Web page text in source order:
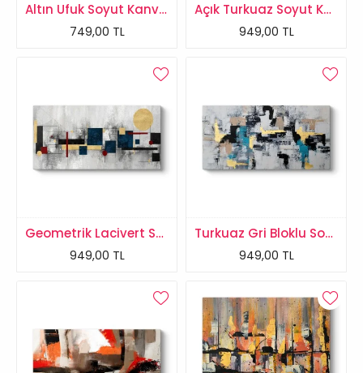
Altın Ufuk Soyut Kanvas Tablo
749,00 TL
Açık Turkuaz Soyut Kanvas Tablo
949,00 TL
Geometrik Lacivert Soyut Tablo
949,00 TL
Turkuaz Gri Bloklu Soyut Tablo
949,00 TL